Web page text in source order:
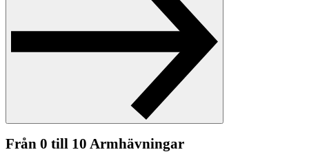
Från 0 till 10 Armhävningar